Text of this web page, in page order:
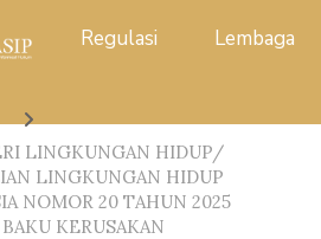
Regulasi Lembaga
LINGKUNGAN HIDUP/
LINGKUNGAN HIDUP
NOMOR 20 TAHUN 2025
KERUSAKAN